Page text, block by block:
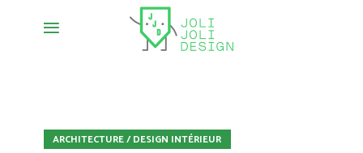
ARCHITECTURE / DESIGN INTÉRIEUR